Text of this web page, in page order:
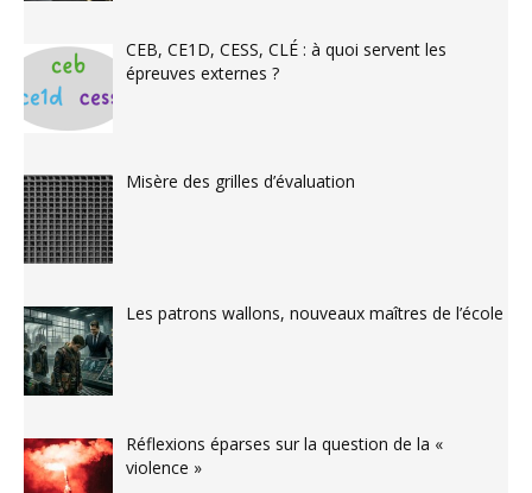
CEB, CE1D, CESS, CLÉ : à quoi servent les
épreuves externes ?
Misère des grilles d’évaluation
Les patrons wallons, nouveaux maîtres de l’école
Réflexions éparses sur la question de la «
violence »